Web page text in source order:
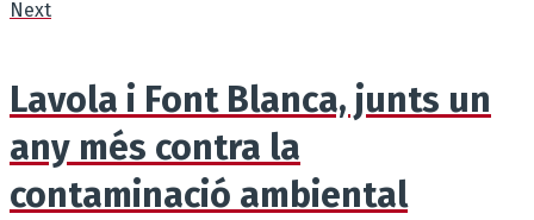
Next
Lavola i Font Blanca, junts un
any més contra la
contaminació ambiental